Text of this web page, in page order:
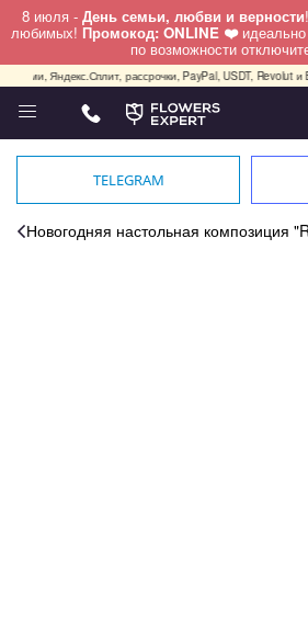
8 июля - День семьи, любви и верности
любимых! Промокод: ONLINE ❤️
по возможности
Яндекс.Сплит, рассрочки, PayPal, USDT, Revolut и
Телефон
+7 (495) 982-55-05
TELEGRAM
Новогодняя настольная композиция